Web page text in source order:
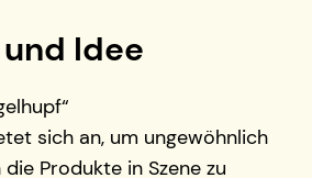
Idee
sich an, um ungewöhnlich
Produkte in Szene zu